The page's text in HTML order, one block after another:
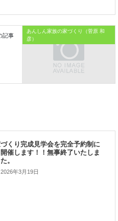
前の記事
あんしん家族の家づくり（菅原 和
彦）
2026年3月19日